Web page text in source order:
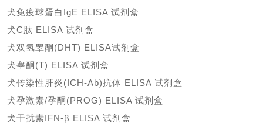
犬免疫球蛋白 IgE ELISA 试剂盒
犬C肽 ELISA 试剂盒
犬双氢睾酮(DHT) ELISA试剂盒
犬睾酮(T) ELISA 试剂盒
犬传染性肝炎(ICH-Ab)抗体 ELISA 试剂盒
犬孕激素/孕酮(PROG) ELISA 试剂盒
犬干扰素IFN-β ELISA 试剂盒